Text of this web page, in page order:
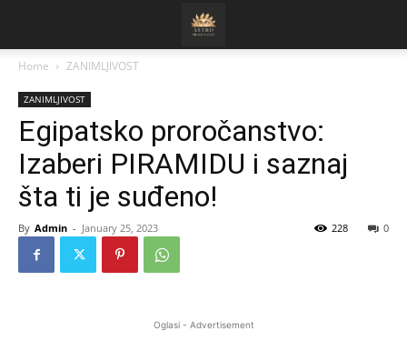
Home ZANIMLJIVOST
ZANIMLJIVOST
Egipatsko proročanstvo:
Izaberi PIRAMIDU i saznaj
šta ti je suđeno!
By Admin - January 25, 2023 0
228
Oglasi - Advertisement